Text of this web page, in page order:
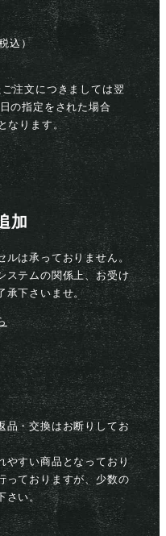
込）
注文につきましては翌
の指定をされた場合
なります。
加
ルは承っておりません。
ステムの関係上、お受け
承下さいませ。
品・交換はお断りしてお
やすい商品となっており
っておりますが、少数の
さい。